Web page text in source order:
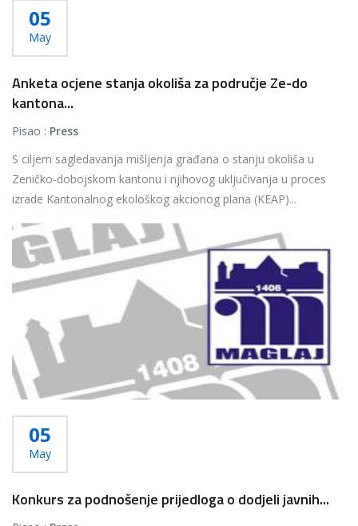
05
May
Anketa ocjene stanja okoliša za područje Ze-do
kantona...
Pisao : Press
S ciljem sagledavanja mišljenja građana o stanju okoliša u
Zeničko-dobojskom kantonu i njihovog uključivanja u proces
izrade Kantonalnog ekološkog akcionog plana (KEAP)...
Više...
05
May
Konkurs za podnošenje prijedloga o dodjeli javnih...